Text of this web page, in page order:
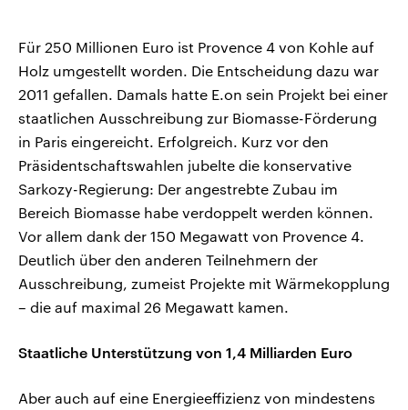
Für 250 Millionen Euro ist Provence 4 von Kohle auf
Holz umgestellt worden. Die Entscheidung dazu war
2011 gefallen. Damals hatte E.on sein Projekt bei einer
staatlichen Ausschreibung zur Biomasse-Förderung
in Paris eingereicht. Erfolgreich. Kurz vor den
Präsidentschaftswahlen jubelte die konservative
Sarkozy-Regierung: Der angestrebte Zubau im
Bereich Biomasse habe verdoppelt werden können.
Vor allem dank der 150 Megawatt von Provence 4.
Deutlich über den anderen Teilnehmern der
Ausschreibung, zumeist Projekte mit Wärmekopplung
– die auf maximal 26 Megawatt kamen.
Staatliche Unterstützung von 1,4 Milliarden Euro
Aber auch auf eine Energieeffizienz von mindestens